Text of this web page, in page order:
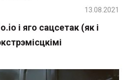
і яго сацсетак (як і
13.08.2021